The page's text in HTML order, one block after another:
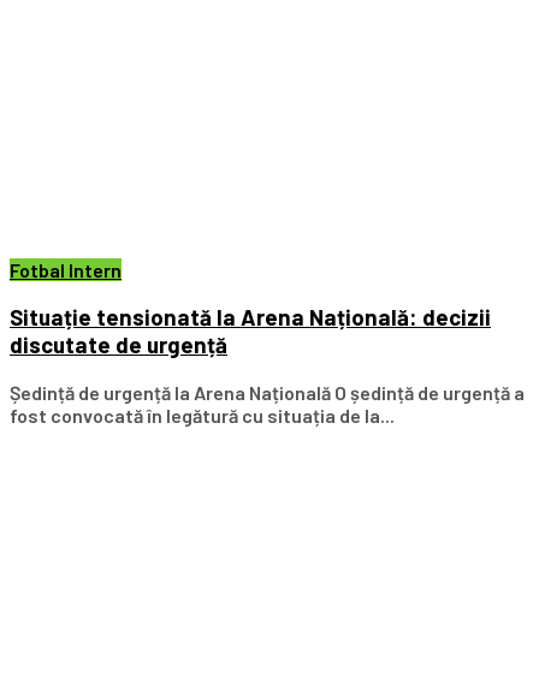
Fotbal Intern
Situație tensionată la Arena Națională: decizii
discutate de urgență
Ședință de urgență la Arena Națională O ședință de urgență a
fost convocată în legătură cu situația de la...